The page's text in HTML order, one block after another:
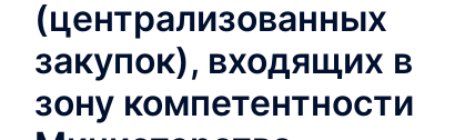
(централизованных
закупок), входящих в
зону компетентности